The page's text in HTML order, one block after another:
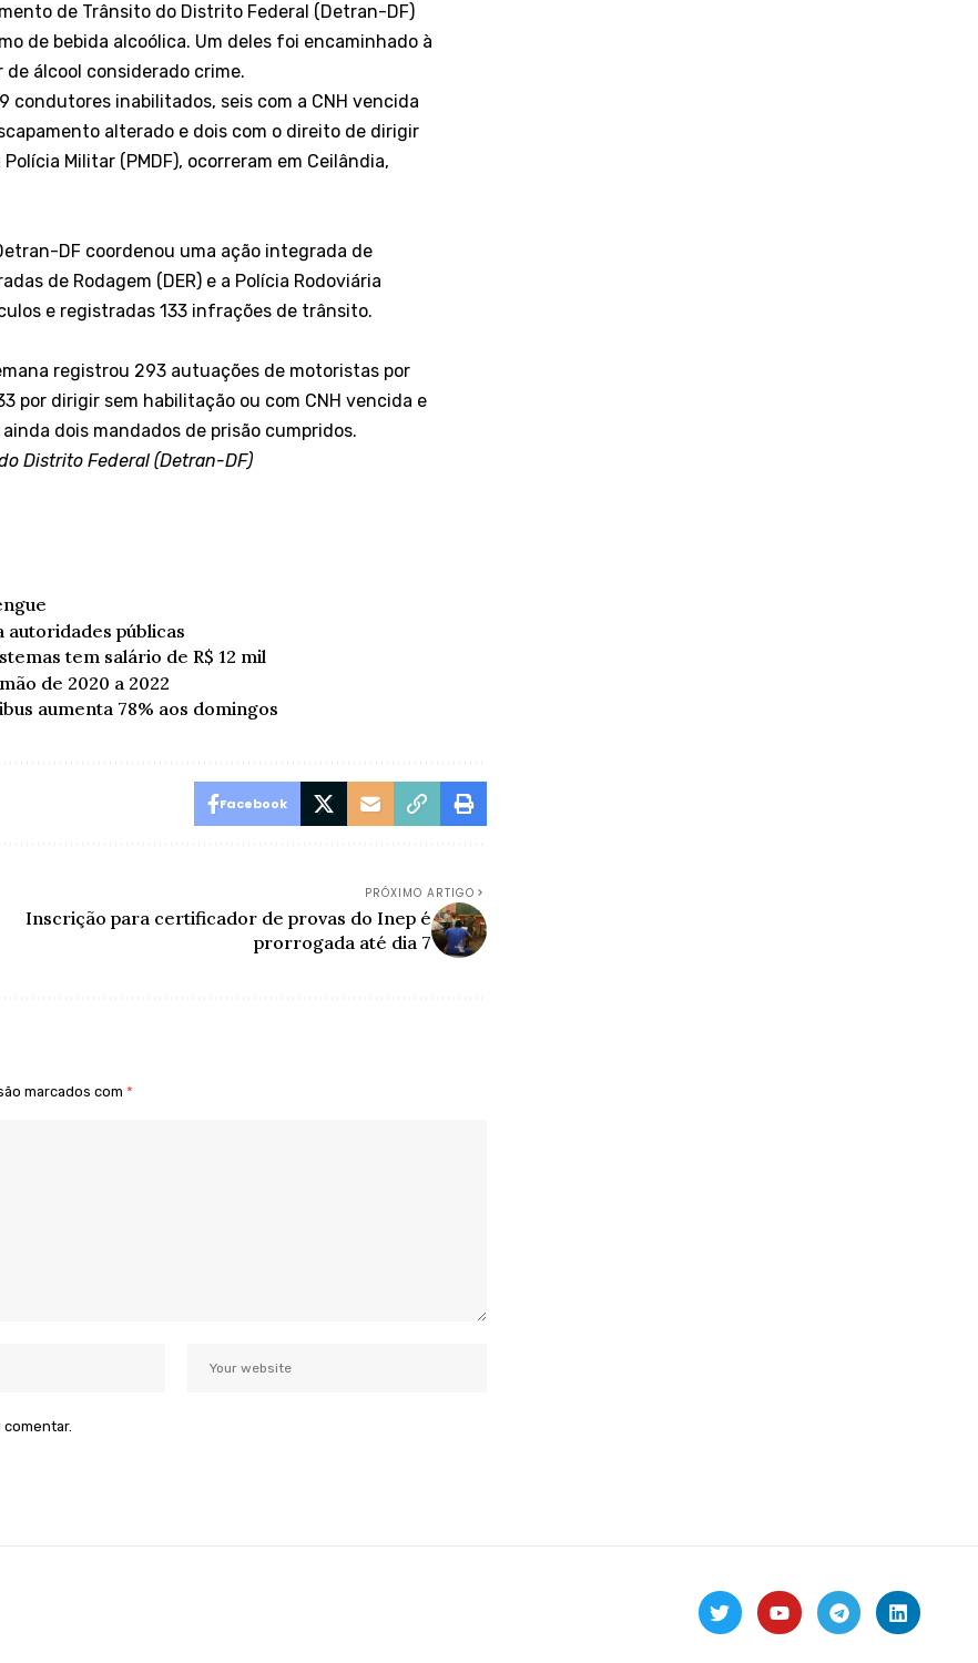
de Trânsito do Distrito Federal (Detran-DF)
de bebida alcoólica. Um deles foi encaminhado à
álcool considerado crime.
condutores inabilitados, seis com a CNH vencida
alterado e dois com o direito de dirigir
Militar (PMDF), ocorreram em Ceilândia,
DF coordenou uma ação integrada de
de Rodagem (DER) e a Polícia Rodoviária
e registradas 133 infrações de trânsito.
registrou 293 autuações de motoristas por
por dirigir sem habilitação ou com CNH vencida e
dois mandados de prisão cumpridos.
Distrito Federal (Detran-DF)
autoridades públicas
tem salário de R$ 12 mil
de 2020 a 2022
aumenta 78% aos domingos
Facebook
PRÓXIMO ARTIGO
Inscrição para certificador de provas do Inep é
prorrogada até dia 7
marcados com *